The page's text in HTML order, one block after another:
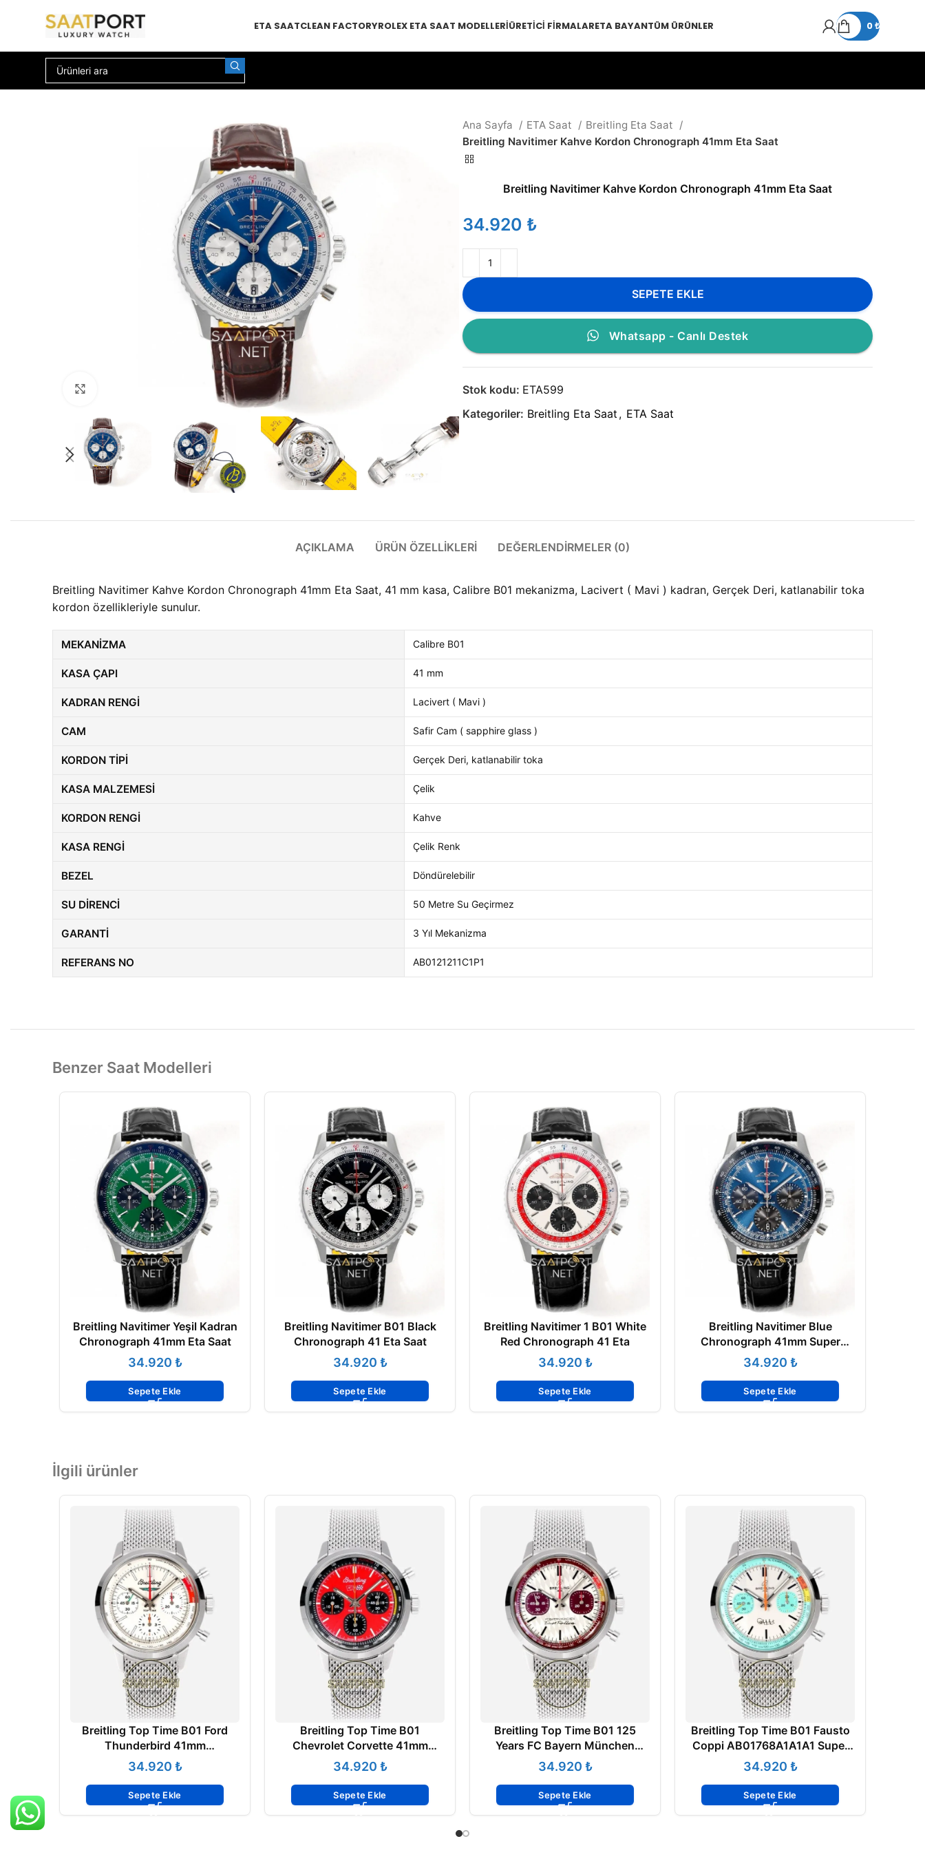
ETA SAATCLEAN FACTORYROLEX ETA SAAT MODELLERIÜRETICI FIRMALARETA BAYANTÜM ÜRÜNLER 0₺
Ana Sayfa ETA Saat
Breitling Eta Saat
Breitling Navitimer Kahve Kordon Chronograph 41mm Eta Saat
Breitling Navitimer Kahve Kordon Chronograph 41mm Eta Saat
₺
SEPETE EKLE
Whatsapp - Canlı Destek
Stok kodu: ETA599
Kategoriler: Breitling Eta Saat , ETA Saat
AÇIKLAMA ÜRÜN ÖZELLIKLERI DEĞERLENDIRMELER (0)
Breitling Navitimer Kahve Kordon Chronograph 41mm Eta Saat, 41 mm kasa, Calibre B01 mekanizma, Lacivert ( Mavi ) kadran, Gerçek Deri, katlanabilir toka
kordon özellikleriyle sunulur.
MEKANIZMA Calibre B01
KASA ÇAPI 41 mm
KADRAN RENGI Lacivert ( Mavi )
CAM Safir Cam ( sapphire glass )
KORDON TIPI Gerçek Deri, katlanabilir toka
KASA MALZEMESI Çelik
KORDON RENGI Kahve
KASA RENGI Çelik Renk
BEZEL Döndürelebilir
SU DIRENCI 50 Metre Su Geçirmez
GARANTI 3 Yıl Mekanizma
REFERANS NO AB0121211C1P1
Benzer Saat Modelleri
Breitling Navitimer Yeşil Kadran
Chronograph 41mm Eta Saat
₺
Sepete Ekle
Breitling Navitimer B01 Black
Chronograph 41 Eta Saat
₺
Sepete Ekle
Breitling Navitimer 1 B01 White
Red Chronograph 41 Eta
₺
Sepete Ekle
Breitling Navitimer Blue
Chronograph 41mm Super
Clone Eta
₺
Sepete Ekle
İlgili ürünler
Breitling Top Time B01 Ford
Thunderbird 41mm
AB01766A1A1A1 Super Clone
ETA
₺
Sepete Ekle
Breitling Top Time B01
Chevrolet Corvette 41mm
AB01761A1K1A1 Super Clone
ETA
₺
Sepete Ekle
Breitling Top Time B01 125
Years FC Bayern München
AB01769A1G1X1 Super Clone
ETA
₺
Sepete Ekle
Breitling Top Time B01 Fausto
Coppi AB01768A1A1A1 Super
Clone ETA
₺
Sepete Ekle